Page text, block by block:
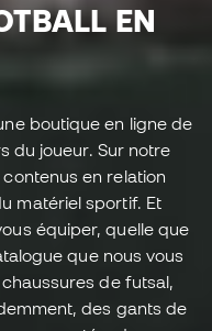
boutique en ligne de
du joueur. Sur notre
en relation
matériel sportif. Et
équiper, quelle que
que nous vous
de futsal,
des gants de